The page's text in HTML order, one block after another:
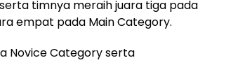
timnya meraih juara tiga pada
empat pada Main Category.
Novice Category serta